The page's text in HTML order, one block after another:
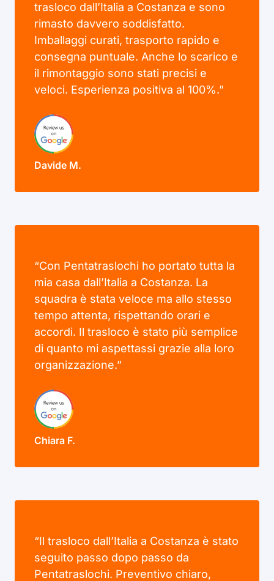
trasloco dall’Italia a Costanza e sono
rimasto davvero soddisfatto.
Imballaggi curati, trasporto rapido e
consegna puntuale. Anche lo scarico e
il rimontaggio sono stati precisi e
veloci. Esperienza positiva al 100%.”
Davide M.
“Con Pentatraslochi ho portato tutta la
mia casa dall’Italia a Costanza. La
squadra è stata veloce ma allo stesso
tempo attenta, rispettando orari e
accordi. Il trasloco è stato più semplice
di quanto mi aspettassi grazie alla loro
organizzazione.”
Chiara F.
“Il trasloco dall’Italia a Costanza è stato
seguito passo dopo passo da
Pentatraslochi. Preventivo chiaro,